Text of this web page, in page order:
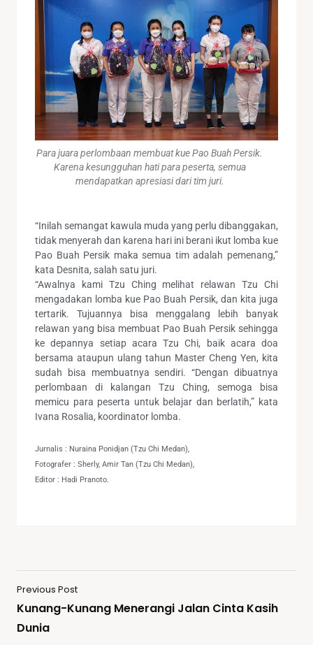
Para juara perlombaan membuat kue Pao Buah Persik.
Karena kesungguhan hati para peserta, semua
mendapatkan apresiasi dari tim juri.
“Inilah semangat kawula muda yang perlu dibanggakan,
tidak menyerah dan karena hari ini berani ikut lomba kue
Pao Buah Persik maka semua tim adalah pemenang,”
kata Desnita, salah satu juri.
“Awalnya kami Tzu Ching melihat relawan Tzu Chi
mengadakan lomba kue Pao Buah Persik, dan kita juga
tertarik. Tujuannya bisa menggalang lebih banyak
relawan yang bisa membuat Pao Buah Persik sehingga
ke depannya setiap acara Tzu Chi, baik acara doa
bersama ataupun ulang tahun Master Cheng Yen, kita
sudah bisa membuatnya sendiri. “Dengan dibuatnya
perlombaan di kalangan Tzu Ching, semoga bisa
memicu para peserta untuk belajar dan berlatih,” kata
Ivana Rosalia, koordinator lomba.
Jurnalis : Nuraina Ponidjan (Tzu Chi Medan),
Fotografer : Sherly, Amir Tan (Tzu Chi Medan),
Editor : Hadi Pranoto.
Previous Post
Kunang-Kunang Menerangi Jalan Cinta Kasih
Dunia